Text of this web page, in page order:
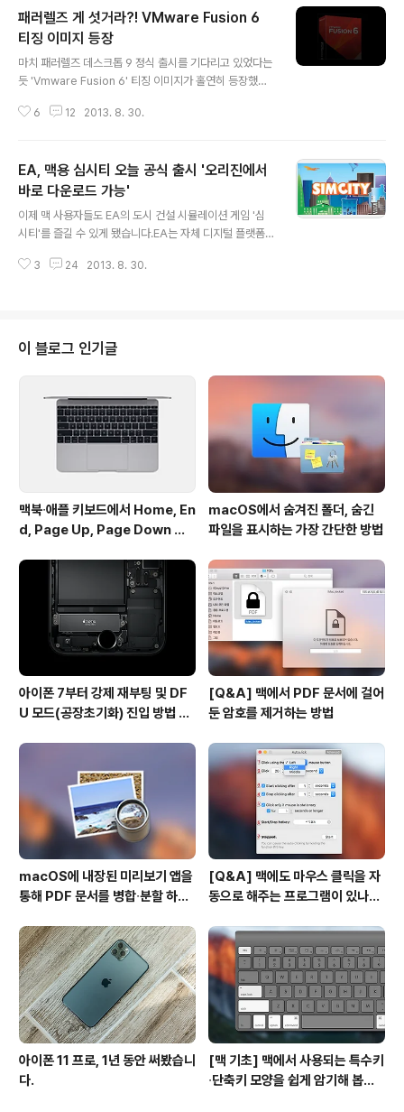
패러렐즈 게 섯거라?! VMware Fusion 6
티징 이미지 등장
마치 패러렐즈 데스크톱 9 정식 출시를 기다리고 있었다는
듯 'Vmware Fusion 6' 티징 이미지가 홀연히 등장했습
e 공식 페이스북 계정에 오늘 게시된 이미지이며, 사진과
판매 중인 VMware Fusion 5가 2012년 8월 23일에 출
시했으니 거의 1년 만에 새 버전이 출시되는 것입니다. 이
제 패러렐즈고 VMware고 할 것 없이 두 소프트웨어 모두
'연회비'를 내고 쓰는 일종의 '구독' 소프트웨어가 되어버렸
그리 놀랄 것도 없지만 말입니다.VMware Fusio..
6 12 2013. 8. 30.
EA, 맥용 심시티 오늘 공식 출시 '오리진에서
바로 다운로드 가능'
이제 맥 사용자들도 EA의 도시 건설 시뮬레이션 게임 '심
시티'를 즐길 수 있게 됐습니다.EA는 자체 디지털 플랫폼
습니다. 올해 초 먼저 판매된 PC버전과 마찬가지로 66,0
를 즐길 수 있습니다. 아직 심시티를 구매하지 않은 맥 사용
자는 오리진 맥 클라이언트를 먼저 내려받아 게임 구매를
진행하 실 수 있습니다. 최소 요구 사양은 인텔 코어2 듀오
프로세서와 인텔 HD 3000 그래픽, 2GB 램이며, 맥 OS
X 10.7 라이언 및 그 이후에 나온 운영체제를 지원합니다..
3 24 2013. 8. 30.
이 블로그 인기글
맥북∙애플 키보드에서 Home, En
d, Page Up, Page Down 키
macOS에서 숨겨진 폴더, 숨긴
파일을 표시하는 가장 간단한 방법
아이폰 7부터 강제 재부팅 및 DF
U 모드(공장초기화) 진입 방법 변
[Q&A] 맥에서 PDF 문서에 걸어
둔 암호를 제거하는 방법
macOS에 내장된 미리보기 앱을
통해 PDF 문서를 병합∙분할 하는
[Q&A] 맥에도 마우스 클릭을 자
동으로 해주는 프로그램이 있나
아이폰 11 프로, 1년 동안 써봤습니
다.
[맥 기초] 맥에서 사용되는 특수키
∙단축키 모양을 쉽게 암기해 봅시